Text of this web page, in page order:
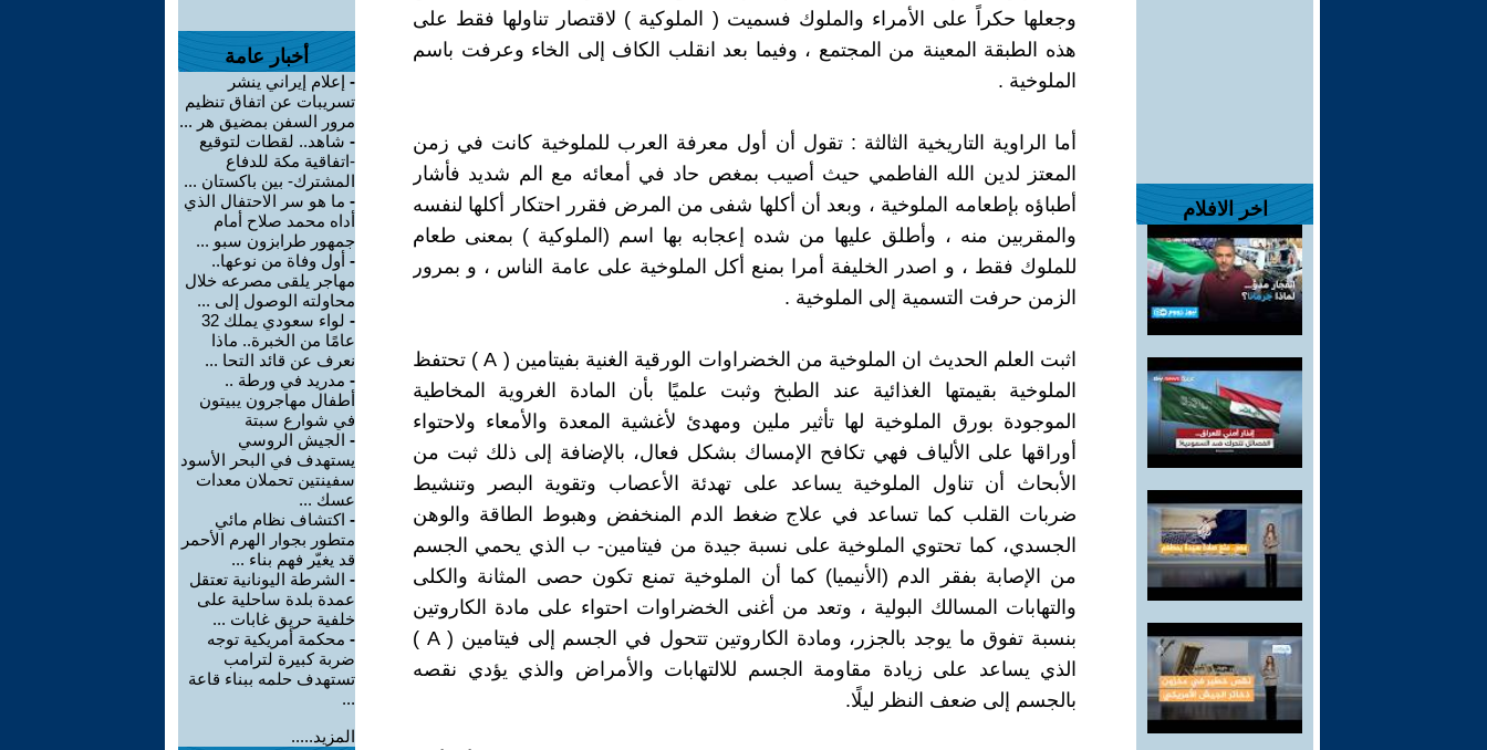
اخر الافلام
وجعلها حكراً على الأمراء والملوك فسميت ( الملوكية ) لاقتصار تناولها فقط على
هذه الطبقة المعينة من المجتمع ، وفيما بعد انقلب الكاف إلى الخاء وعرفت باسم
الملوخية .
أما الراوية التاريخية الثالثة : تقول أن أول معرفة العرب للملوخية كانت في زمن
المعتز لدين الله الفاطمي حيث أصيب بمغص حاد في أمعائه مع الم شديد فأشار
أطباؤه بإطعامه الملوخية ، وبعد أن أكلها شفى من المرض فقرر احتكار أكلها لنفسه
والمقربين منه ، وأطلق عليها من شده إعجابه بها اسم (الملوكية ) بمعنى طعام
للملوك فقط ، و اصدر الخليفة أمرا بمنع أكل الملوخية على عامة الناس ، و بمرور
الزمن حرفت التسمية إلى الملوخية .
اثبت العلم الحديث ان الملوخية من الخضراوات الورقية الغنية بفيتامين ( A ) تحتفظ
الملوخية بقيمتها الغذائية عند الطبخ وثبت علميًا بأن المادة الغروية المخاطية
الموجودة بورق الملوخية لها تأثير ملين ومهدئ لأغشية المعدة والأمعاء ولاحتواء
أوراقها على الألياف فهي تكافح الإمساك بشكل فعال، بالإضافة إلى ذلك ثبت من
الأبحاث أن تناول الملوخية يساعد على تهدئة الأعصاب وتقوية البصر وتنشيط
ضربات القلب كما تساعد في علاج ضغط الدم المنخفض وهبوط الطاقة والوهن
الجسدي، كما تحتوي الملوخية على نسبة جيدة من فيتامين- ب الذي يحمي الجسم
من الإصابة بفقر الدم (الأنيميا) كما أن الملوخية تمنع تكون حصى المثانة والكلى
والتهابات المسالك البولية ، وتعد من أغنى الخضراوات احتواء على مادة الكاروتين
بنسبة تفوق ما يوجد بالجزر، ومادة الكاروتين تتحول في الجسم إلى فيتامين ( A )
الذي يساعد على زيادة مقاومة الجسم للالتهابات والأمراض والذي يؤدي نقصه
بالجسم إلى ضعف النظر ليلًا.
أخبار عامة
- إعلام إيراني ينشر
تسريبات عن اتفاق تنظيم
مرور السفن بمضيق هر ...
- شاهد.. لقطات لتوقيع
-اتفاقية مكة للدفاع
المشترك- بين باكستان ...
- ما هو سر الاحتفال الذي
أداه محمد صلاح أمام
جمهور طرابزون سبو ...
- أول وفاة من نوعها..
مهاجر يلقى مصرعه خلال
محاولته الوصول إلى ...
-
لواء سعودي يملك 32
عامًا من الخبرة.. ماذا
نعرف عن قائد التحا ...
- مدريد في ورطة ..
أطفال مهاجرون يبيتون
في شوارع سبتة
- الجيش الروسي
يستهدف في البحر الأسود
سفينتين تحملان معدات
عسك ...
- اكتشاف نظام مائي
متطور بجوار الهرم الأحمر
قد يغيّر فهم بناء ...
- الشرطة اليونانية تعتقل
عمدة بلدة ساحلية على
خلفية حريق غابات ...
- محكمة أمريكية توجه
ضربة كبيرة لترامب
تستهدف حلمه ببناء قاعة
...
المزيد.....